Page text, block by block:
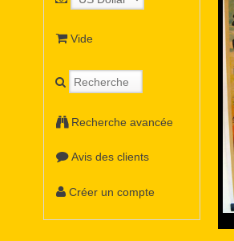
Vide
Recherche avancée
Avis des clients
Créer un compte